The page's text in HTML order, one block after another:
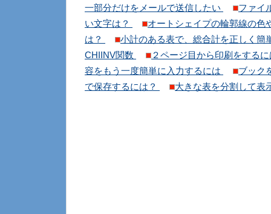
一部分だけをメールで送信したい
ファイ
い文字は？
オートシェイプの輪郭線の色
は？
小計のある表で、総合計を正しく簡
CHIINV関数
２ページ目から印刷をする
容をもう一度簡単に入力するには
ブック
で保存するには？
大きな表を分割して表